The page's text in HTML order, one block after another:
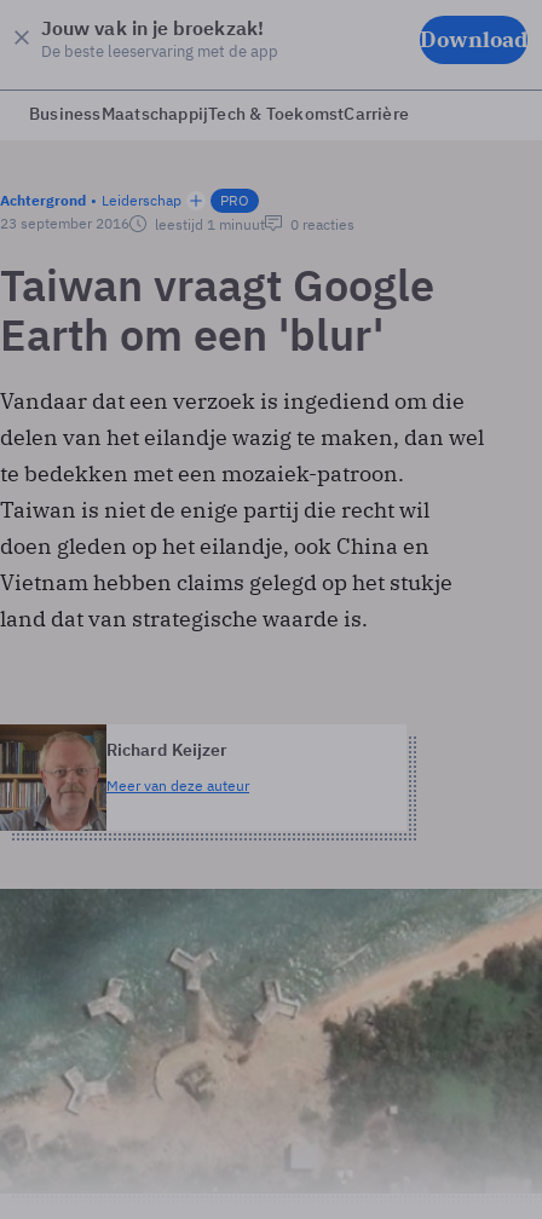
Jouw vak in je broekzak!
De beste leeservaring met de app Download
BusinessMaatschappijTech & ToekomstCarrière
Achtergrond Leiderschap
PRO
23 september 2016
leestijd 1 minuut 0 reacties
Taiwan vraagt Google
Earth om een 'blur'
Vandaar dat een verzoek is ingediend om die
delen van het eilandje wazig te maken, dan wel
te bedekken met een mozaiek-patroon.
Taiwan is niet de enige partij die recht wil
doen gleden op het eilandje, ook China en
Vietnam hebben claims gelegd op het stukje
land dat van strategische waarde is.
Richard Keijzer
Meer van deze auteur